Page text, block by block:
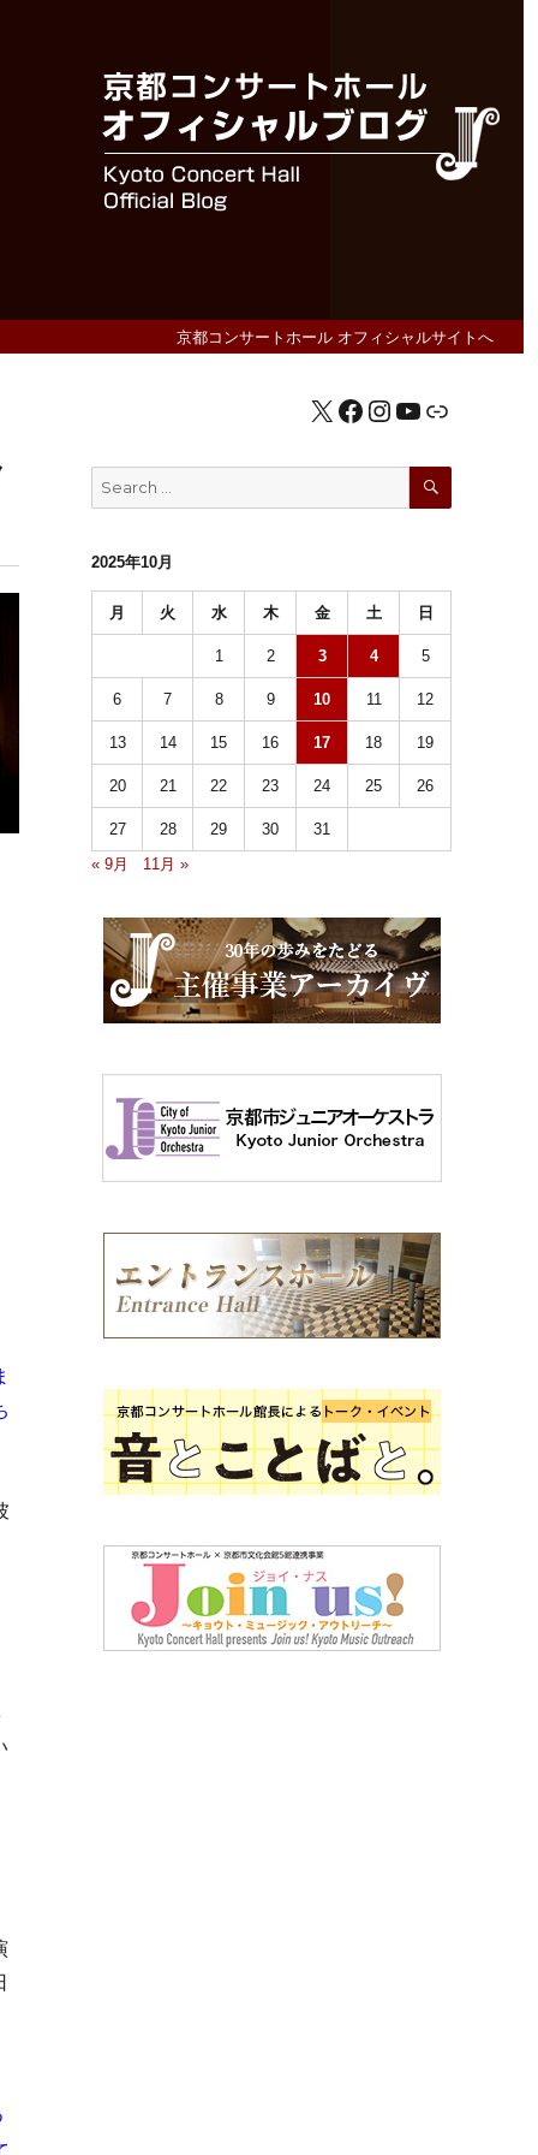
京都コンサートホール オフィシャルサイトへ
X Facebook
Instagram
YouTube
公式HP
Search
for:
SEARCH
2025年10月
月 火 水 木 金 土 日
1 2 3 4 5
6 7 8 9 10 11 12
13 14 15 16 17 18 19
20 21 22 23 24 25 26
27 28 29 30
31
« 9月
11月 »